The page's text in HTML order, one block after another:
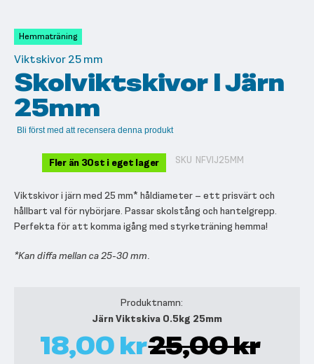
av
bildgalleriet
Hemmaträning
Viktskivor 25 mm
Skolviktskivor I Järn
25mm
Bli först med att recensera denna produkt
Fler än 30st i eget lager SKU NFVIJ25MM
Viktskivor i järn med 25 mm* håldiameter – ett prisvärt och
hållbart val för nybörjare. Passar skolstång och hantelgrepp.
Perfekta för att komma igång med styrketräning hemma!
*Kan diffa mellan ca 25-30 mm.
Järn Viktskiva 0.5kg 25mm
18,00 kr25,00 kr